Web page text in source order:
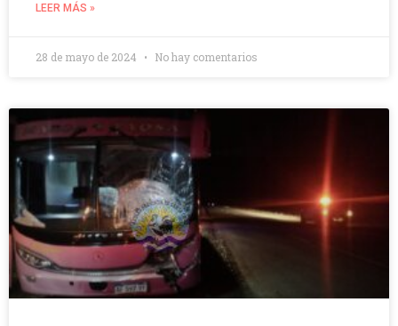
LEER MÁS »
28 de mayo de 2024 No hay comentarios